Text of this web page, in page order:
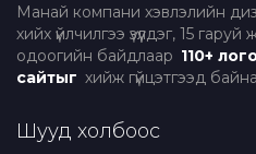
Манай компани хэвлэлийн
хийх үйлчилгээ үзүүлдэг, 15
одоогийн байдлаар 110+
сайтыг хийж гүйцэтгээд
Шууд холбоос